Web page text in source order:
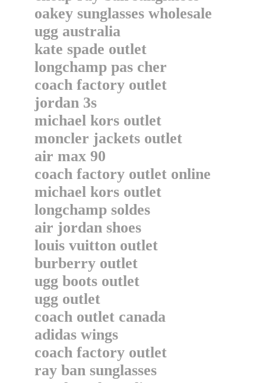
oakey sunglasses wholesale
ugg australia
kate spade outlet
longchamp pas cher
coach factory outlet
jordan 3s
michael kors outlet
moncler jackets outlet
air max 90
coach factory outlet online
michael kors outlet
longchamp soldes
air jordan shoes
louis vuitton outlet
burberry outlet
ugg boots outlet
ugg outlet
coach outlet canada
adidas wings
coach factory outlet
ray ban sunglasses